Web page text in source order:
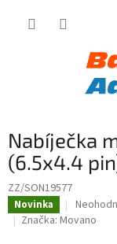
Nabíječka
(6.5x4.4
ZZ/SON19577
Novinka
hodnocení
Značka: Movano